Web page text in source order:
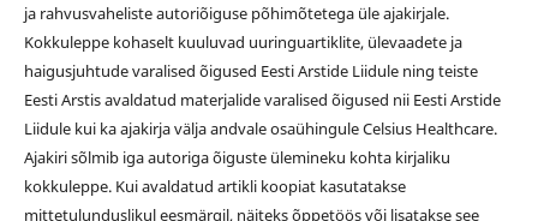
ja rahvusvaheliste autoriõiguse põhimõtetega üle ajakirjale.
Kokkuleppe kohaselt kuuluvad uuringuartiklite, ülevaadete ja
haigusjuhtude varalised õigused Eesti Arstide Liidule ning teiste
Eesti Arstis avaldatud materjalide varalised õigused nii Eesti Arstide
Liidule kui ka ajakirja välja andvale osaühingule Celsius Healthcare.
Ajakiri sõlmib iga autoriga õiguste ülemineku kohta kirjaliku
kokkuleppe. Kui avaldatud artikli koopiat kasutatakse
mittetulunduslikul eesmärgil, näiteks õppetöös või lisatakse see